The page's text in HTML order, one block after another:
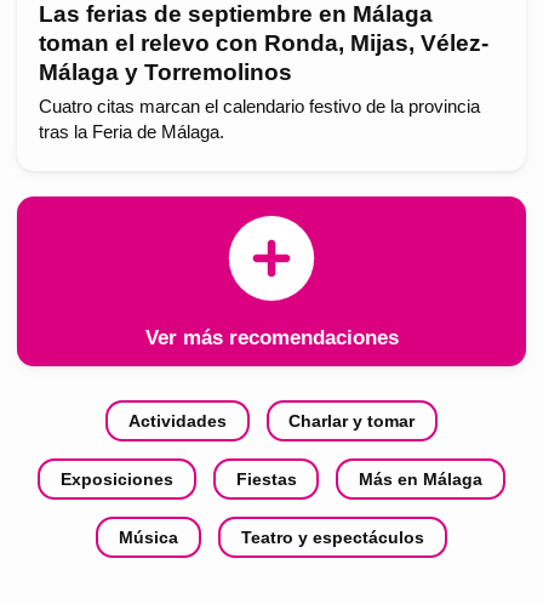
Las ferias de septiembre en Málaga
toman el relevo con Ronda, Mijas, Vélez-
Málaga y Torremolinos
Cuatro citas marcan el calendario festivo de la provincia
tras la Feria de Málaga.
Ver más recomendaciones
Actividades Charlar y tomar
Exposiciones Fiestas Más en Málaga
Música Teatro y espectáculos